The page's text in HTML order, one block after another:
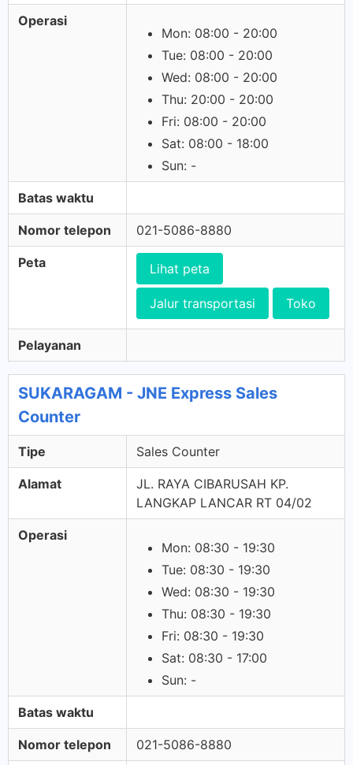
Operasi
Mon: 08:00 - 20:00
Tue: 08:00 - 20:00
Wed: 08:00 - 20:00
Thu: 20:00 - 20:00
Fri: 08:00 - 20:00
Sat: 08:00 - 18:00
Sun: -
Batas waktu
Nomor telepon 021-5086-8880
Peta Lihat peta
Jalur transportasi Toko
Pelayanan
SUKARAGAM - JNE Express Sales
Counter
Tipe Sales Counter
Alamat
JL. RAYA CIBARUSAH KP.
LANGKAP LANCAR RT 04/02
Operasi
Mon: 08:30 - 19:30
Tue: 08:30 - 19:30
Wed: 08:30 - 19:30
Thu: 08:30 - 19:30
Fri: 08:30 - 19:30
Sat: 08:30 - 17:00
Sun: -
Batas waktu
Nomor telepon 021-5086-8880